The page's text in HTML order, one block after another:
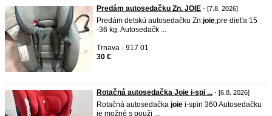
Predám autosedačku Zn. JOIE - [7.8. 2026]
Predám detskú autosedačku Zn.joie,pre dieťa 15
-36 kg. Autosedačk ...
Trnava - 917 01
30 €
Rotačná autosedačka Joie i-spi ... - [6.8. 2026]
Rotačná autosedačka joie i-spin 360 Autosedačku
je možné s použi ...